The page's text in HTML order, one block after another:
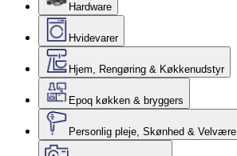
Hardware
Hvidevarer
Hjem, Rengøring & Køkkenudstyr
Epoq køkken & bryggers
Personlig pleje, Skønhed & Velvære